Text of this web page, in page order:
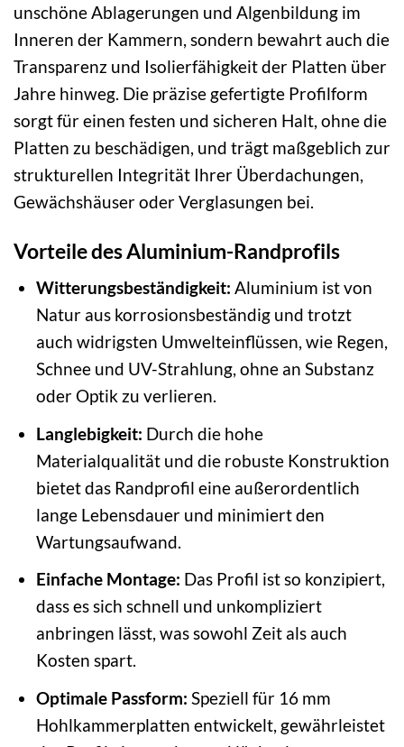
unschöne Ablagerungen und Algenbildung im
Inneren der Kammern, sondern bewahrt auch die
Transparenz und Isolierfähigkeit der Platten über
Jahre hinweg. Die präzise gefertigte Profilform
sorgt für einen festen und sicheren Halt, ohne die
Platten zu beschädigen, und trägt maßgeblich zur
strukturellen Integrität Ihrer Überdachungen,
Gewächshäuser oder Verglasungen bei.
Vorteile des Aluminium-Randprofils
Witterungsbeständigkeit: Aluminium ist von
Natur aus korrosionsbeständig und trotzt
auch widrigsten Umwelteinflüssen, wie Regen,
Schnee und UV-Strahlung, ohne an Substanz
oder Optik zu verlieren.
Langlebigkeit: Durch die hohe
Materialqualität und die robuste Konstruktion
bietet das Randprofil eine außerordentlich
lange Lebensdauer und minimiert den
Wartungsaufwand.
Einfache Montage: Das Profil ist so konzipiert,
dass es sich schnell und unkompliziert
anbringen lässt, was sowohl Zeit als auch
Kosten spart.
Optimale Passform: Speziell für 16 mm
Hohlkammerplatten entwickelt, gewährleistet